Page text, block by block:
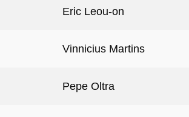
Eric Leou-on
Vinnicius Martins
Pepe Oltra